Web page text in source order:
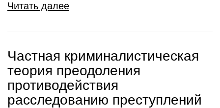
Читать далее
Частная криминалистическая
теория преодоления
противодействия
расследованию преступлений